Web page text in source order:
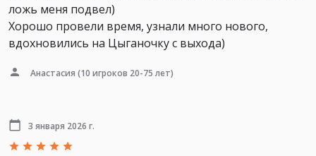
ложь меня подвел)
Хорошо провели время, узнали много нового,
вдохновились на Цыганочку с выхода)
Анастасия (10 игроков 20-75 лет)
3 января 2026 г.